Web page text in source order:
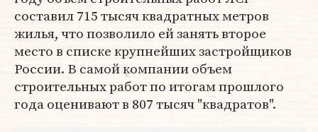
составил 715 тысяч квадратных метров
жилья, что позволило ей занять второе
место в списке крупнейших застройщиков
России. В самой компании объем
строительных работ по итогам прошлого
года оценивают в 807 тысяч "квадратов".